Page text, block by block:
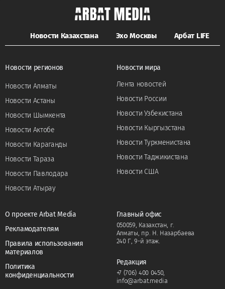
Новости Казахстана Эхо Москвы Арбат LIFE
Новости регионов
Новости Алматы
Новости Астаны
Новости Шымкента
Новости Актобе
Новости Караганды
Новости Тараза
Новости Павлодара
Новости Атырау
Новости мира
Лента новостей
Новости России
Новости Узбекистана
Новости Кыргызстана
Новости Туркменистана
Новости Таджикистана
Новости США
О проекте Arbat Media
Рекламодателям
Правила использования
материалов
Политика
конфиденциальности
Главный офис
050059, Казахстан, г.
Алматы, пр. Н. Назарбаева
240 Г, 9-й этаж.
Редакция
+7 (706) 400 0450,
info@arbat.media